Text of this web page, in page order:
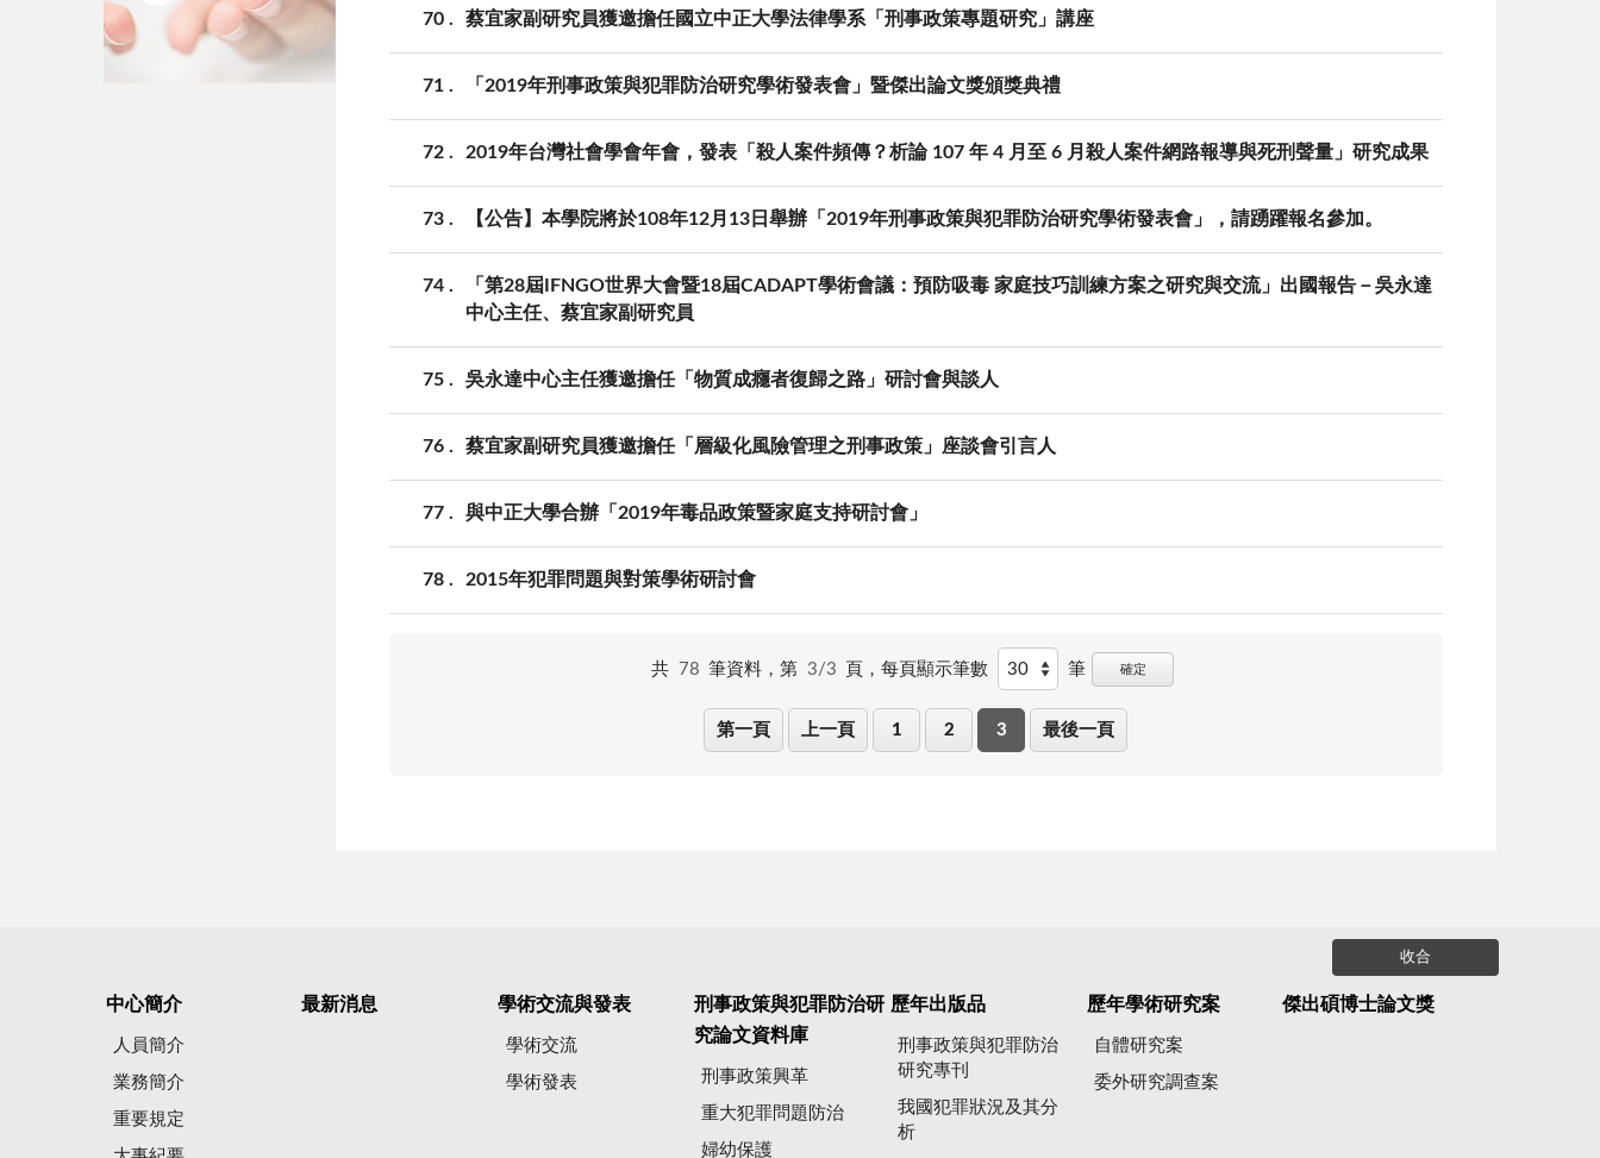
70 蔡宜家副研究員獲邀擔任國立中正大學法律學系「刑事政策專題研究」講座
71 「2019年刑事政策與犯罪防治研究學術發表會」暨傑出論文獎頒獎典禮
72 2019年台灣社會學會年會，發表「殺人案件頻傳？析論 107 年 4 月至 6 月殺人案件網路報導與死刑聲量」研究成果
73 【公告】本學院將於108年12月13日舉辦「2019年刑事政策與犯罪防治研究學術發表會」，請踴躍報名參加。
74
「第28屆IFNGO世界大會暨18屆CADAPT學術會議：預防吸毒 家庭技巧訓練方案之研究與交流」出國報告－吳永達
中心主任、蔡宜家副研究員
75 吳永達中心主任獲邀擔任「物質成癮者復歸之路」研討會與談人
76 蔡宜家副研究員獲邀擔任「層級化風險管理之刑事政策」座談會引言人
77 與中正大學合辦「2019年毒品政策暨家庭支持研討會」
78 2015年犯罪問題與對策學術研討會
共 78 筆資料，第 3/3 頁，每頁顯示筆數 筆 確定
第一頁 上一頁 1 2 3 最後一頁
收合
中心簡介
人員簡介
業務簡介
重要規定
最新消息 學術交流與發表
學術交流
學術發表
刑事政策與犯罪防治研
究論文資料庫
刑事政策興革
重大犯罪問題防治
婦幼保護
歷年出版品
刑事政策與犯罪防治
研究專刊
我國犯罪狀況及其分
析
歷年學術研究案
自體研究案
委外研究調查案
傑出碩博士論文獎